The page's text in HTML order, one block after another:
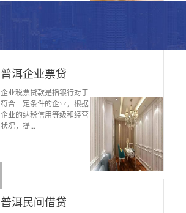
普洱企业票贷
企业税票贷款是指银行对于
符合一定条件的企业，根据
企业的纳税信用等级和经营
状况，提...
普洱民间借贷